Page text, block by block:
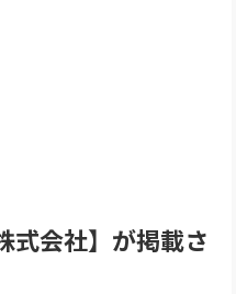
式会社】が掲載さ